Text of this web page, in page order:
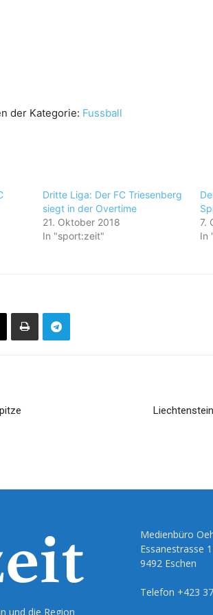
der Kategorie: Fussball
Dritte Liga: Der FC Triesenberg
siegt in der Overtime
21. Oktober 2018
In "sport:zeit"
7.
In
und die Region
Medienbüro
Essanestrasse
9492 Eschen
Telefon +423